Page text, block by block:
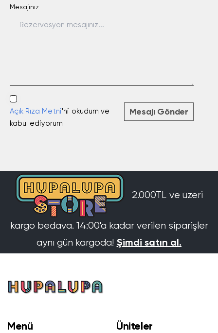
Mesajınız
Açık Rıza Metni'ni okudum ve
kabul ediyorum
Mesajı Gönder
2.000TL ve üzeri
kargo bedava. 14:00'a kadar verilen siparişler
aynı gün kargoda! Şimdi satın al.
Menü Üniteler